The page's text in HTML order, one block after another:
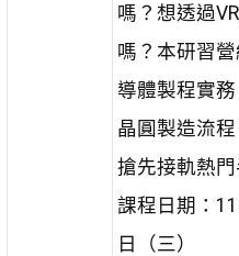
嗎？想透過
嗎？本研習
導體製程實
晶圓製造流
搶先接軌熱門
課程日期：
日（三）